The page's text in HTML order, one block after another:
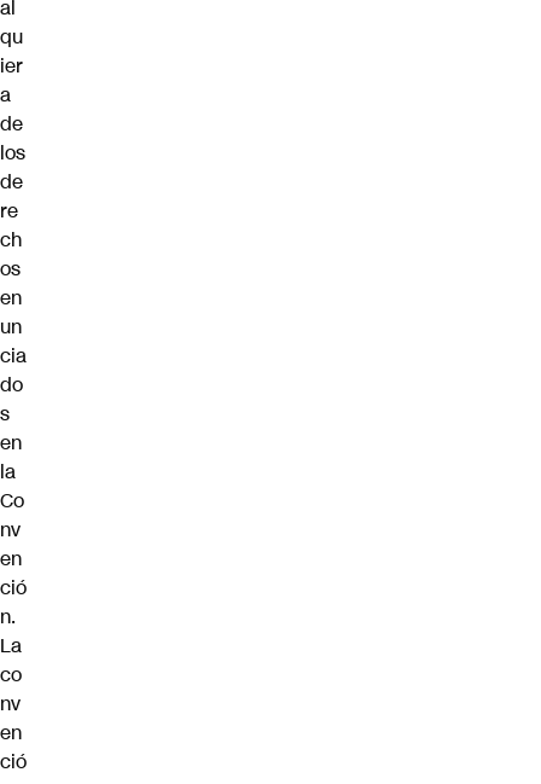
al
qu
ier
a
de
los
de
re
ch
os
en
un
cia
do
s
en
la
Co
nv
en
ció
n.
La
co
nv
en
ció